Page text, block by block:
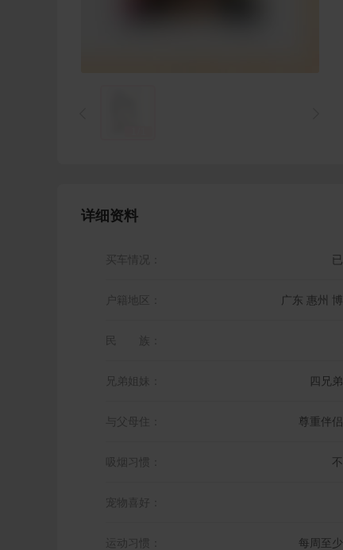
详细资料
买车情况：
户籍地区： 广东 惠州
民 族：
兄弟姐妹： 四兄
与父母住： 尊重伴
吸烟习惯：
宠物喜好：
运动习惯： 每周至